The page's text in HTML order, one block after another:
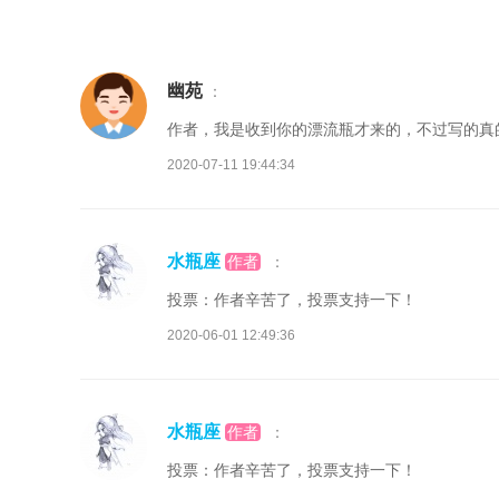
幽苑 ：
作者，我是收到你的漂流瓶才来的，不过写的真
2020-07-11 19:44:34
水瓶座 作者 ：
投票：作者辛苦了，投票支持一下！
2020-06-01 12:49:36
水瓶座 作者 ：
投票：作者辛苦了，投票支持一下！